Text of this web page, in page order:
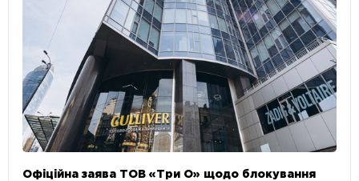
Офіційна заява ТОВ «Три О» щодо блокування